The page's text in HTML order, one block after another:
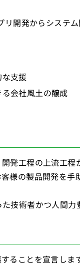
リ開発からシステ
支援
会社風土の醸成
発工程の上流工
様の製品開発を
技術者かつ人間力
ることを宣言し